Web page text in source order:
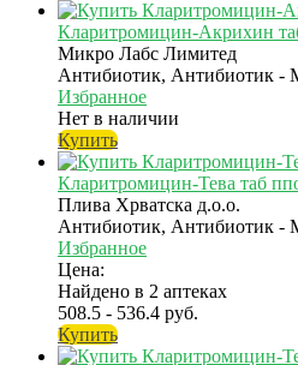
Кларитромицин-Акрихин
Микро Лабс Лимитед
Антибиотик, Антибиотик -
Избранное
Нет в наличии
Купить
Кларитромицин-Тева таб
Плива Хрватска д.о.о.
Антибиотик, Антибиотик -
Избранное
Цена:
Найдено в 2 аптеках
508.5 - 536.4 руб.
Купить